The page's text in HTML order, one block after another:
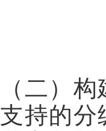
（二）
支持的分